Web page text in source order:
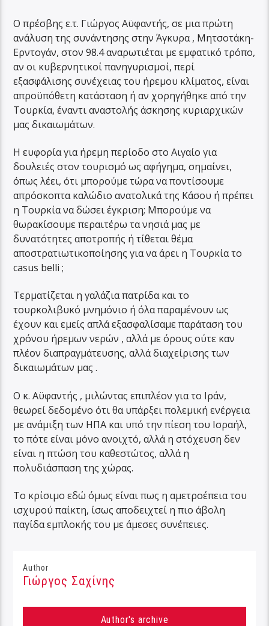
Ο πρέσβης ε.τ. Γιώργος Αϋφαντής, σε μια πρώτη
ανάλυση της συνάντησης στην Άγκυρα , Μητσοτάκη-
Ερντογάν, στον 98.4 αναρωτιέται με εμφατικό τρόπο,
αν οι κυβερνητικοί πανηγυρισμοί, περί
εξασφάλισης συνέχειας του ήρεμου κλίματος, είναι
απροϋπόθετη κατάσταση ή αν χορηγήθηκε από την
Τουρκία, έναντι αναστολής άσκησης κυριαρχικών
μας δικαιωμάτων.
Η ευφορία για ήρεμη περίοδο στο Αιγαίο για
δουλειές στον τουρισμό ως αφήγημα, σημαίνει,
όπως λέει, ότι μπορούμε τώρα να ποντίσουμε
απρόσκοπτα καλώδιο ανατολικά της Κάσου ή πρέπει
η Τουρκία να δώσει έγκριση; Μπορούμε να
θωρακίσουμε περαιτέρω τα νησιά μας με
δυνατότητες αποτροπής ή τίθεται θέμα
αποστρατιωτικοποίησης για να άρει η Τουρκία το
casus belli ;
Τερματίζεται η γαλάζια πατρίδα και το
τουρκολιβυκό μνημόνιο ή όλα παραμένουν ως
έχουν και εμείς απλά εξασφαλίσαμε παράταση του
χρόνου ήρεμων νερών , αλλά με όρους ούτε καν
πλέον διαπραγμάτευσης, αλλά διαχείρισης των
δικαιωμάτων μας .
Ο κ. Αϋφαντής , μιλώντας επιπλέον για το Ιράν,
θεωρεί δεδομένο ότι θα υπάρξει πολεμική ενέργεια
με ανάμιξη των ΗΠΑ και υπό την πίεση του Ισραήλ,
το πότε είναι μόνο ανοιχτό, αλλά η στόχευση δεν
είναι η πτώση του καθεστώτος, αλλά η
πολυδιάσπαση της χώρας.
Το κρίσιμο εδώ όμως είναι πως η αμετροέπεια του
ισχυρού παίκτη, ίσως αποδειχτεί η πιο άβολη
παγίδα εμπλοκής του με άμεσες συνέπειες.
Author
Γιώργος Σαχίνης
Author's archive